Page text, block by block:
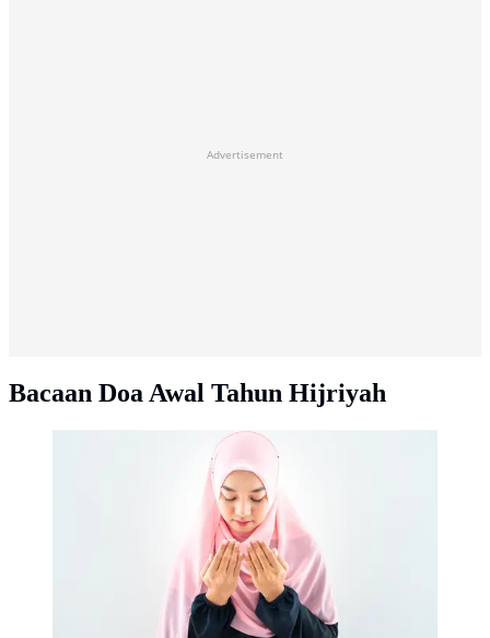
Advertisement
Bacaan Doa Awal Tahun Hijriyah
Ilustrasi muslimah, Islami. Credit: freepik.com